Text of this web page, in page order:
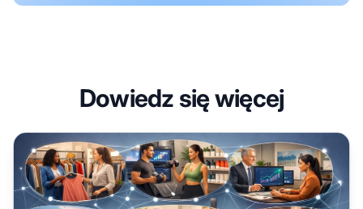
Dowiedz się więcej
Najbardziej dochodowe nisze afiliacyjne: Najlepsze